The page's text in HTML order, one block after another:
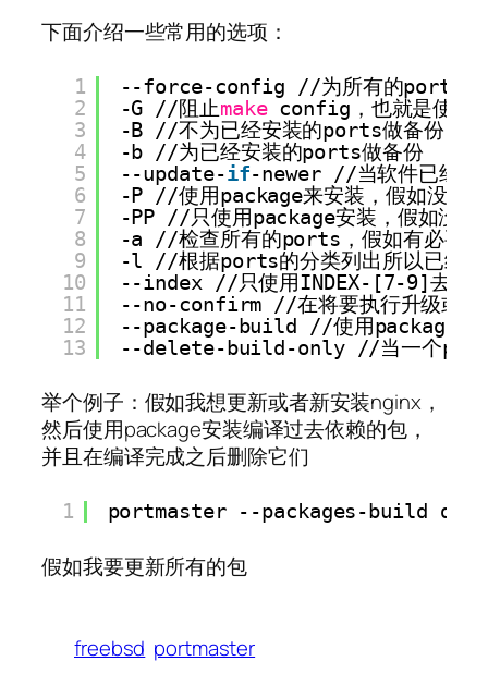
下面介绍一些常用的选项：
1
2
3
4
5
6
7
8
9
10
11
12
13
--force-config //为所有的ports执
-G //阻止make config，也就是使用
-B //不为已经安装的ports做备份
-b //为已经安装的ports做备份
--update-if-newer //当软件已经
-P //使用package来安装，假如没有
-PP //只使用package安装，假如没
-a //检查所有的ports，假如有必要就
-l //根据ports的分类列出所以已经
--index
//只使用INDEX-[7-9]去检
--no-confirm //在将要执行升级或
--package-build //使用package来
--delete-build-only
//当一个
举个例子：假如我想更新或者新安装nginx，
然后使用package安装编译过去依赖的包，
并且在编译完成之后删除它们
1 portmaster --packages-build
假如我要更新所有的包
freebsd portmaster